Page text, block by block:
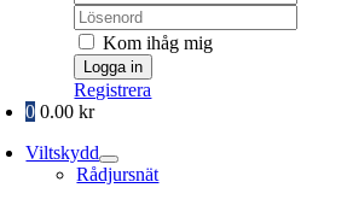
Password:
Kom ihåg mig
Registrera
0 0.00kr
Viltskydd
Rådjursnät